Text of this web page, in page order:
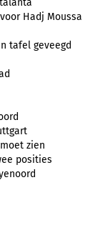
Hadj Moussa
tafel geveegd
zien
posities